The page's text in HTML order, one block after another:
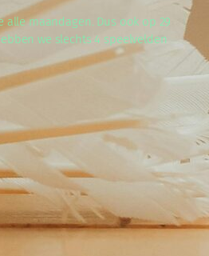
alle maandagen. Dus ook op 29
we slechts 4 speelvelden